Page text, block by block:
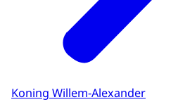
Koning Willem-Alexander